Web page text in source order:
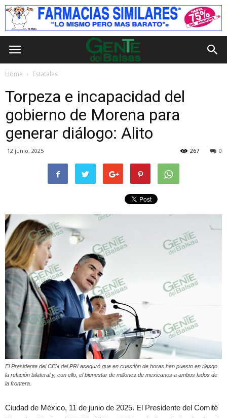
Home Estatales
Torpeza e incapacidad del
gobierno de Morena para
generar diálogo: Alito
12 junio, 2025 0
267
El Presidente del CEN del PRI aseguró que en cuestión de horas han puesto en riesgo
la relación bilateral y, con ello, el bienestar de millones de mexicanos a ambos lados de
la frontera.
Ciudad de México, 11 de junio de 2025. El Presidente del Comité